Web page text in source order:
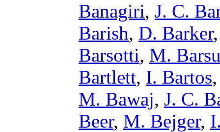
Banagiri, J. C.
Barish, D. Barker
Barsotti, M.
Bartlett, I. Bartos
M. Bawaj, J. C.
Beer, M. Bejger,